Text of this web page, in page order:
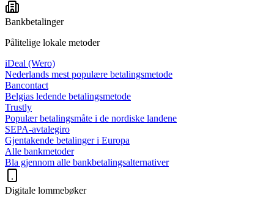
Bankbetalinger
Pålitelige lokale metoder
iDeal (Wero)
Nederlands mest populære betalingsmetode
Bancontact
Belgias ledende betalingsmetode
Trustly
Populær betalingsmåte i de nordiske landene
SEPA-avtalegiro
Gjentakende betalinger i Europa
Alle bankmetoder
Bla gjennom alle bankbetalingsalternativer
Digitale lommebøker